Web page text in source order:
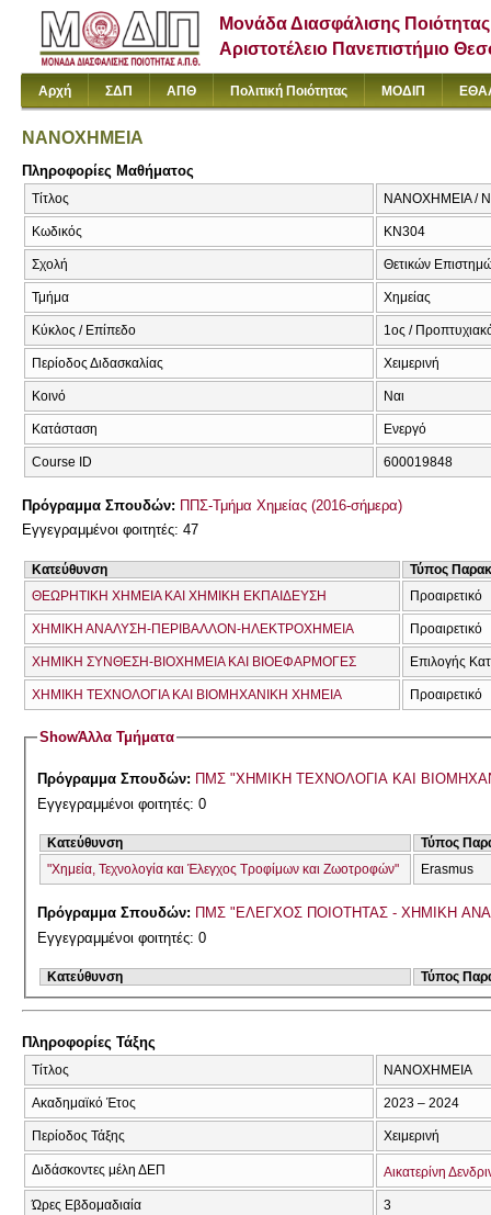
Μονάδα Διασφάλισης Ποιότητας
Αριστοτέλειο Πανεπιστήμιο
Αρχή ΣΔΠ ΑΠΘ Πολιτική Ποιότητας ΜΟΔΙΠ
ΝΑΝΟΧΗΜΕΙΑ
Πληροφορίες Μαθήματος
Τίτλος ΝΑΝΟΧΗΜΕΙΑ /
Κωδικός ΚΝ304
Σχολή Θετικών
Τμήμα Χημείας
Κύκλος / Επίπεδο 1ος /
Περίοδος Διδασκαλίας Χειμερινή
Κοινό Ναι
Κατάσταση Ενεργό
Course ID 600019848
Πρόγραμμα Σπουδών: ΠΠΣ-Τμήμα Χημείας (2016-σήμερα)
Εγγεγραμμένοι φοιτητές: 47
Κατεύθυνση
Τύπος
ΘΕΩΡΗΤΙΚΗ ΧΗΜΕΙΑ ΚΑΙ ΧΗΜΙΚΗ ΕΚΠΑΙΔΕΥΣΗ
Προαιρετικό
ΧΗΜΙΚΗ ΑΝΑΛΥΣΗ-ΠΕΡΙΒΑΛΛΟΝ-ΗΛΕΚΤΡΟΧΗΜΕΙΑ Προαιρετικό
ΧΗΜΙΚΗ ΣΥΝΘΕΣΗ-ΒΙΟΧΗΜΕΙΑ ΚΑΙ ΒΙΟΕΦΑΡΜΟΓΕΣ Επιλογής
ΧΗΜΙΚΗ ΤΕΧΝΟΛΟΓΙΑ ΚΑΙ ΒΙΟΜΗΧΑΝΙΚΗ ΧΗΜΕΙΑ Προαιρετικό
ShowΆλλα Τμήματα
Πρόγραμμα Σπουδών: ΠΜΣ "ΧΗΜΙΚΗ ΤΕΧΝΟΛΟΓΙΑ ΚΑΙ
Εγγεγραμμένοι φοιτητές: 0
Κατεύθυνση
Τύπος
"Χημεία, Τεχνολογία και Έλεγχος Τροφίμων και Ζωοτροφών"
Erasmus
Πρόγραμμα Σπουδών: ΠΜΣ "ΕΛΕΓΧΟΣ ΠΟΙΟΤΗΤΑΣ - ΧΗΜΙΚΗ
Εγγεγραμμένοι φοιτητές: 0
Κατεύθυνση Τύπος
Πληροφορίες Τάξης
Τίτλος ΝΑΝΟΧΗΜΕΙΑ
Ακαδημαϊκό Έτος 2023 – 2024
Περίοδος Τάξης Χειμερινή
Διδάσκοντες μέλη ΔΕΠ Αικατερίνη
Ώρες Εβδομαδιαία 3